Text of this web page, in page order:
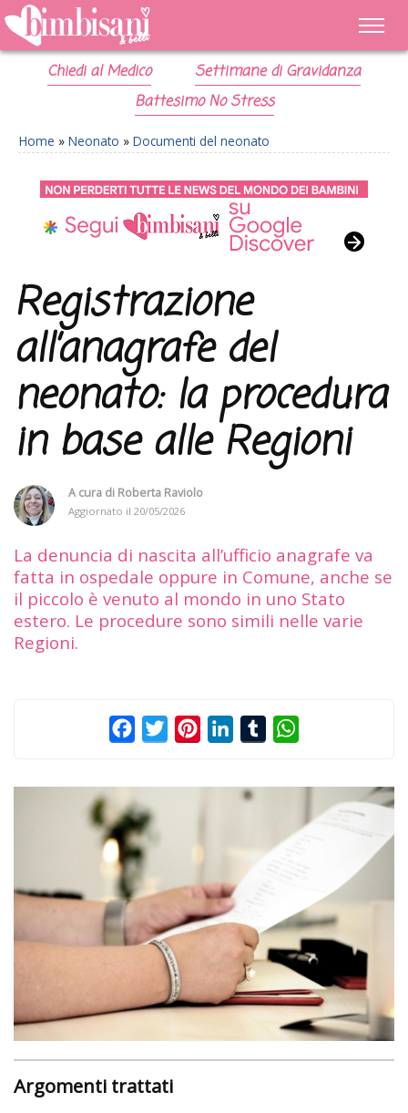
Chiedi al Medico
Settimane di Gravidanza
Battesimo No Stress
Home » Neonato » Documenti del neonato
Registrazione
all’anagrafe del
neonato: la procedura
in base alle Regioni
A cura di Roberta Raviolo
Aggiornato il 20/05/2026
La denuncia di nascita all’ufficio anagrafe va
fatta in ospedale oppure in Comune, anche se
il piccolo è venuto al mondo in uno Stato
estero. Le procedure sono simili nelle varie
Regioni.
FacebookTwitterPinterestLinkedInTumblr
Argomenti trattati